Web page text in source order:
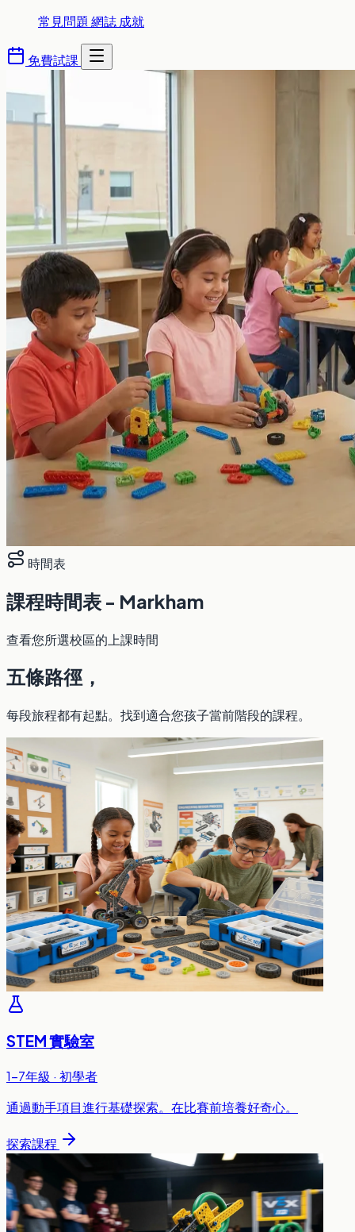
常見問題 網誌 成就
免費試課
時間表
課程時間表 - Markham
查看您所選校區的上課時間
五條路徑，
每段旅程都有起點。找到適合您孩子當前階段的課程。
STEM 實驗室
1-7年級 · 初學者
通過動手項目進行基礎探索。在比賽前培養好奇心。
探索課程